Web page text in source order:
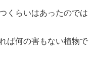
くらいはあったのでは
ば何の害もない植物で